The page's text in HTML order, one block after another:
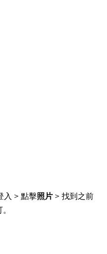
入 > 點擊照片 > 找到之前